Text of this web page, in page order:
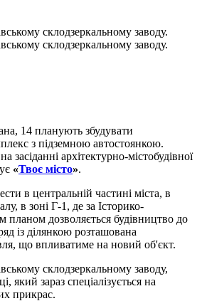
склодзеркальному заводу.
склодзеркальному заводу.
14 планують збудувати
з підземною автостоянкою.
архітектурно-містобудівної
«Твоє місто».
в центральній частині міста, в
в зоні Г-1, де за Історико-
планом дозволяється будівництво до
із ділянкою розташована
що впливатиме на новий об'єкт.
склодзеркальному заводу,
який зараз спеціалізується на
прикрас.